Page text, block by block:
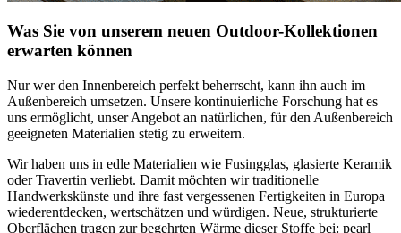
Was Sie von unserem neuen Outdoor-Kollektionen
erwarten können
Nur wer den Innenbereich perfekt beherrscht, kann ihn auch im
Außenbereich umsetzen. Unsere kontinuierliche Forschung hat es
uns ermöglicht, unser Angebot an natürlichen, für den Außenbereich
geeigneten Materialien stetig zu erweitern.
Wir haben uns in edle Materialien wie Fusingglas, glasierte Keramik
oder Travertin verliebt. Damit möchten wir traditionelle
Handwerkskünste und ihre fast vergessenen Fertigkeiten in Europa
wiederentdecken, wertschätzen und würdigen. Neue, strukturierte
Oberflächen tragen zur begehrten Wärme dieser Stoffe bei: pearl